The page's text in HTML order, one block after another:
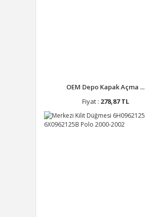
OEM Depo Kapak Açma ...
Fiyat : 278,87 TL